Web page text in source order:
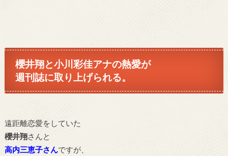
櫻井翔と小川彩佳アナの熱愛が
週刊誌に取り上げられる。
遠距離恋愛をしていた
櫻井翔さんと
高内三恵子さんですが、